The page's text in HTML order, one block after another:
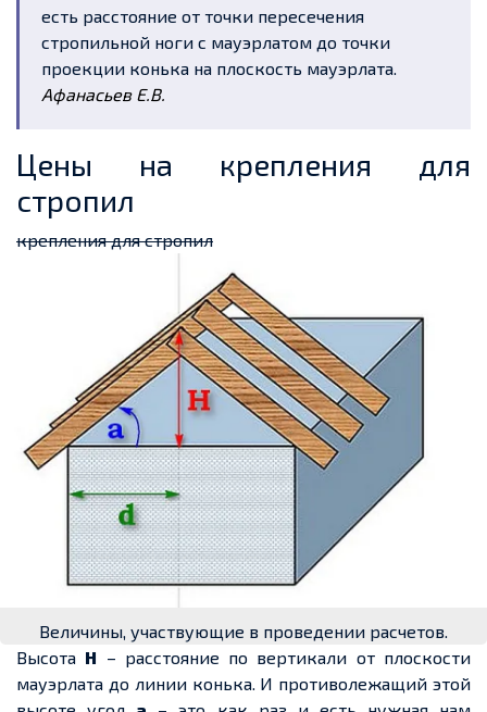
есть расстояние от точки пересечения
стропильной ноги с мауэрлатом до точки
проекции конька на плоскость мауэрлата.
Афанасьев Е.В.
Цены на крепления для
стропил
крепления для стропил
Величины, участвующие в проведении расчетов.
Высота Н – расстояние по вертикали от плоскости
мауэрлата до линии конька. И противолежащий этой